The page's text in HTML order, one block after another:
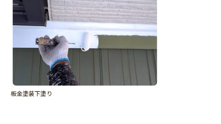
板金塗装下塗り